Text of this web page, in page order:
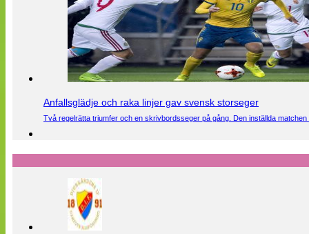
Anfallsglädje och raka linjer gav svensk storseger
Två regelrätta triumfer och en skrivbordsseger på gång. Den inställda